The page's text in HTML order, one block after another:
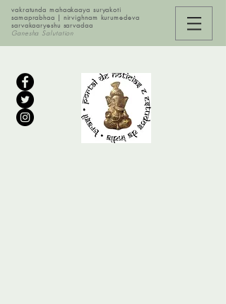
vakratunda mahaakaaya suryakoti
samaprabhaa | nirvighnam kurumedeva
sarvakaaryeshu sarvadaa
Ganesha Salutation